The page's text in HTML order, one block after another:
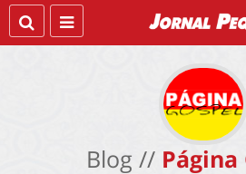
Blog // Página